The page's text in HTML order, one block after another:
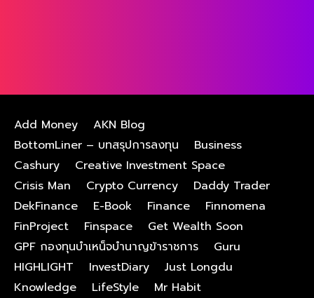
Add Money
AKN Blog
BottomLiner – บทสรุปการลงทุน
Business
Cashury
Creative Investment Space
Crisis Man
Crypto Currency
Daddy Trader
DekFinance
E-Book Finance
Finnomena
FinProject
Finspace
Get Wealth Soon
GPF กองทุนบําเหน็จบํานาญข้าราชการ
Guru
HIGHLIGHT
InvestDiary
Just Longdu
Knowledge
LifeStyle
Mr Habit